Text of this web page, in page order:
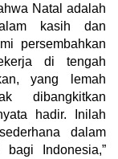
Natal adalah
kasih dan
persembahkan
di tengah
yang lemah
dibangkitkan
hadir. Inilah
dalam
Indonesia,”